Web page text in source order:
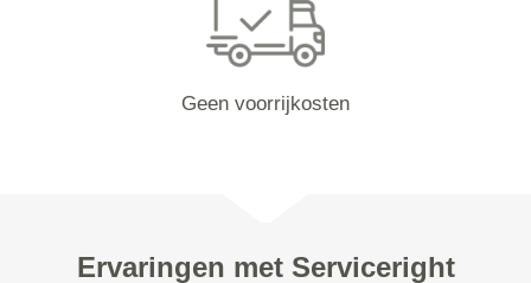
Geen voorrijkosten
Ervaringen met Serviceright